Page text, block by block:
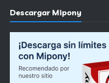
Descargar Mipony